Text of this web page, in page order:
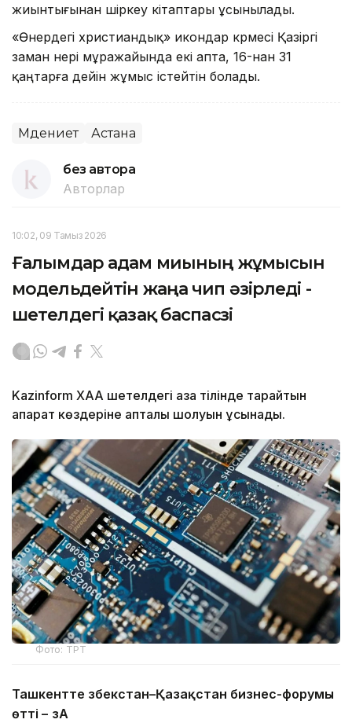
жиынтығынан шіркеу кітаптары ұсынылады.
«Өнердегі христиандық» икондар көрмесі Қазіргі
заман өнері мұражайында екі апта, 16-нан 31
қаңтарға дейін жұмыс істейтін болады.
Мәдениет Астана
без автора
Авторлар
10:02, 09 Тамыз 2026
Ғалымдар адам миының жұмысын
модельдейтін жаңа чип әзірледі -
шетелдегі қазақ баспасөзі
Kazinform ХАА шетелдегі қазақ тілінде тарайтын
ақпарат көздеріне апталық шолуын ұсынады.
Фото: ТРТ
Ташкентте Өзбекстан–Қазақстан бизнес-форумы
өтті – ӨзА